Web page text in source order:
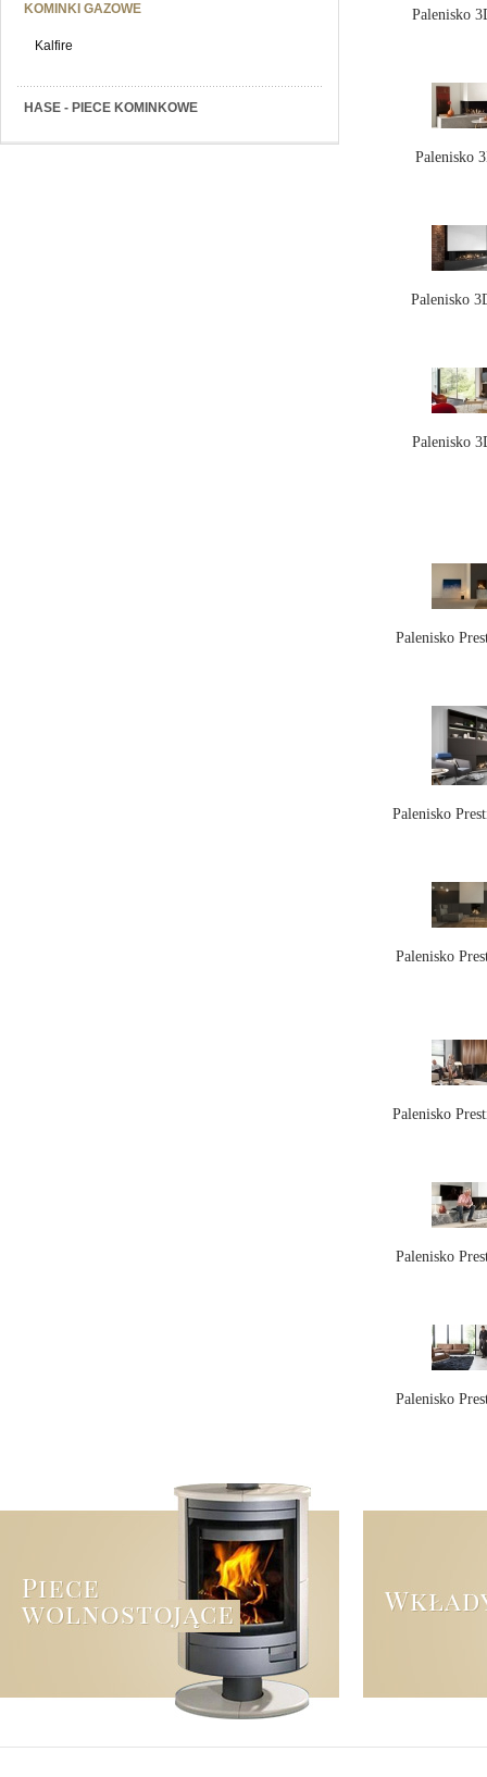
KOMINKI GAZOWE
Kalfire
HASE - PIECE KOMINKOWE
Palenisko
Palenisko
Palenisko
Palenisko
Palenisko
Palenisko
Palenisko
Palenisko
Palenisko
Palenisko